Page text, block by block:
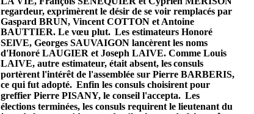
regardeur, exprimèrent le désir de se voir remplacés par
Gaspard BRUN, Vincent COTTON et Antoine
BAUTTIER. Le vœu plut. Les estimateurs Honoré
SElVE, Georges SAUVAIGON lancèrent les noms
d'Honoré LAUGIER et Joseph LAIVE. Comme Louis
LAIVE, autre estimateur, était absent, les consuls
portèrent l'intérêt de l'assemblée sur Pierre BARBERIS,
ce qui fut adopté. Enfin les consuls choisirent pour
greffier Pierre PISANY, le conseil l'accepta. Les
élections terminées, les consuls requirent le lieutenant du